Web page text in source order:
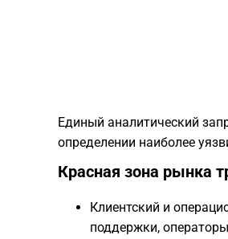
Единый аналитический
определении наиболее
Красная зона рынка
Клиентский и
поддержки,